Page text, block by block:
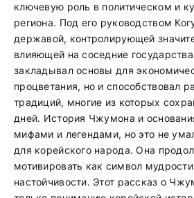
ключевую роль в политическом и
региона. Под его руководством
державой, контролирующей
влияющей на соседние
закладывал основы для
процветания, но и способствовал
традиций, многие из которых
дней. История Чжумона и
мифами и легендами, но это не
для корейского народа. Она
мотивировать как символ
настойчивости. Этот рассказ о